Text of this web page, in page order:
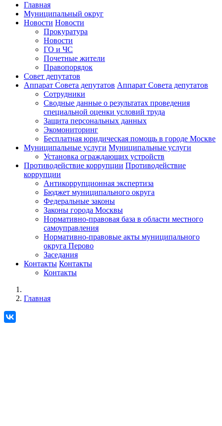
Главная
Муниципальный округ
Новости Новости
Прокуратура
Новости
ГО и ЧС
Почетные жители
Правопорядок
Совет депутатов
Аппарат Совета депутатов Аппарат Совета депутатов
Сотрудники
Сводные данные о результатах проведения
специальной оценки условий труда
Защита персональных данных
Экомониторинг
Бесплатная юридическая помощь в городе Москве
Муниципальные услуги Муниципальные услуги
Установка ограждающих устройств
Противодействие коррупции Противодействие
коррупции
Антикоррупционная экспертиза
Бюджет муниципального округа
Федеральные законы
Законы города Москвы
Нормативно-правовая база в области местного
самоуправления
Нормативно-правовые акты муниципального
округа Перово
Заседания
Контакты Контакты
Контакты
Главная